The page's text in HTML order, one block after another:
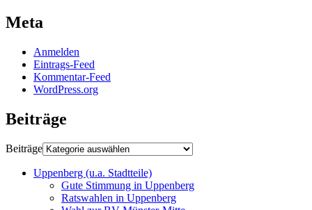
Meta
Anmelden
Eintrags-Feed
Kommentar-Feed
WordPress.org
Beiträge
Beiträge
Uppenberg (u.a. Stadtteile)
Gute Stimmung in Uppenberg
Ratswahlen in Uppenberg